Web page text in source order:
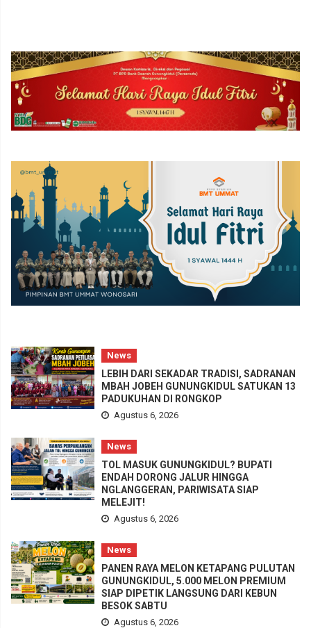
News
LEBIH DARI SEKADAR TRADISI, SADRANAN
MBAH JOBEH GUNUNGKIDUL SATUKAN 13
PADUKUHAN DI RONGKOP
Agustus 6, 2026
News
TOL MASUK GUNUNGKIDUL? BUPATI
ENDAH DORONG JALUR HINGGA
NGLANGGERAN, PARIWISATA SIAP
MELEJIT!
Agustus 6, 2026
News
PANEN RAYA MELON KETAPANG PULUTAN
GUNUNGKIDUL, 5.000 MELON PREMIUM
SIAP DIPETIK LANGSUNG DARI KEBUN
BESOK SABTU
Agustus 6, 2026